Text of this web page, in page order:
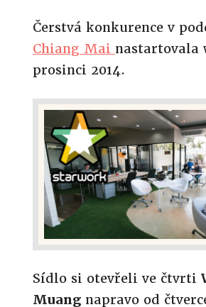
Čerstvá konkurence v
Chiang Mai nastartovala
prosinci 2014.
Sídlo si otevřeli ve čtvrti
Muang napravo od